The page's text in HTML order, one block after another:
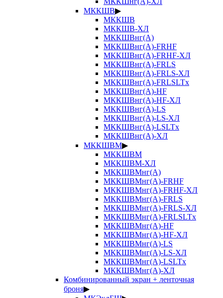
МККШВ▶
МККШВ
МККШВ-ХЛ
МККШВнг(А)
МККШВнг(А)-FRHF
МККШВнг(А)-FRHF-ХЛ
МККШВнг(А)-FRLS
МККШВнг(А)-FRLS-ХЛ
МККШВнг(А)-FRLSLTx
МККШВнг(А)-HF
МККШВнг(А)-HF-ХЛ
МККШВнг(А)-LS
МККШВнг(А)-LS-ХЛ
МККШВнг(А)-LSLTx
МККШВнг(А)-ХЛ
МККШВМ▶
МККШВМ
МККШВМ-ХЛ
МККШВМнг(А)
МККШВМнг(А)-FRHF
МККШВМнг(А)-FRHF-ХЛ
МККШВМнг(А)-FRLS
МККШВМнг(А)-FRLS-ХЛ
МККШВМнг(А)-FRLSLTx
МККШВМнг(А)-HF
МККШВМнг(А)-HF-ХЛ
МККШВМнг(А)-LS
МККШВМнг(А)-LS-ХЛ
МККШВМнг(А)-LSLTx
МККШВМнг(А)-ХЛ
Комбинированный экран + ленточная
броня▶